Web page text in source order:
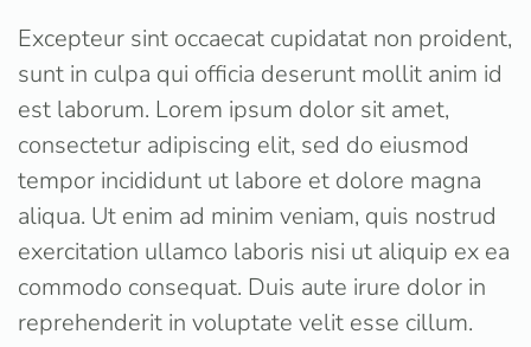
Excepteur sint occaecat cupidatat non proident,
sunt in culpa qui officia deserunt mollit anim id
est laborum. Lorem ipsum dolor sit amet,
consectetur adipiscing elit, sed do eiusmod
tempor incididunt ut labore et dolore magna
aliqua. Ut enim ad minim veniam, quis nostrud
exercitation ullamco laboris nisi ut aliquip ex ea
commodo consequat. Duis aute irure dolor in
reprehenderit in voluptate velit esse cillum.